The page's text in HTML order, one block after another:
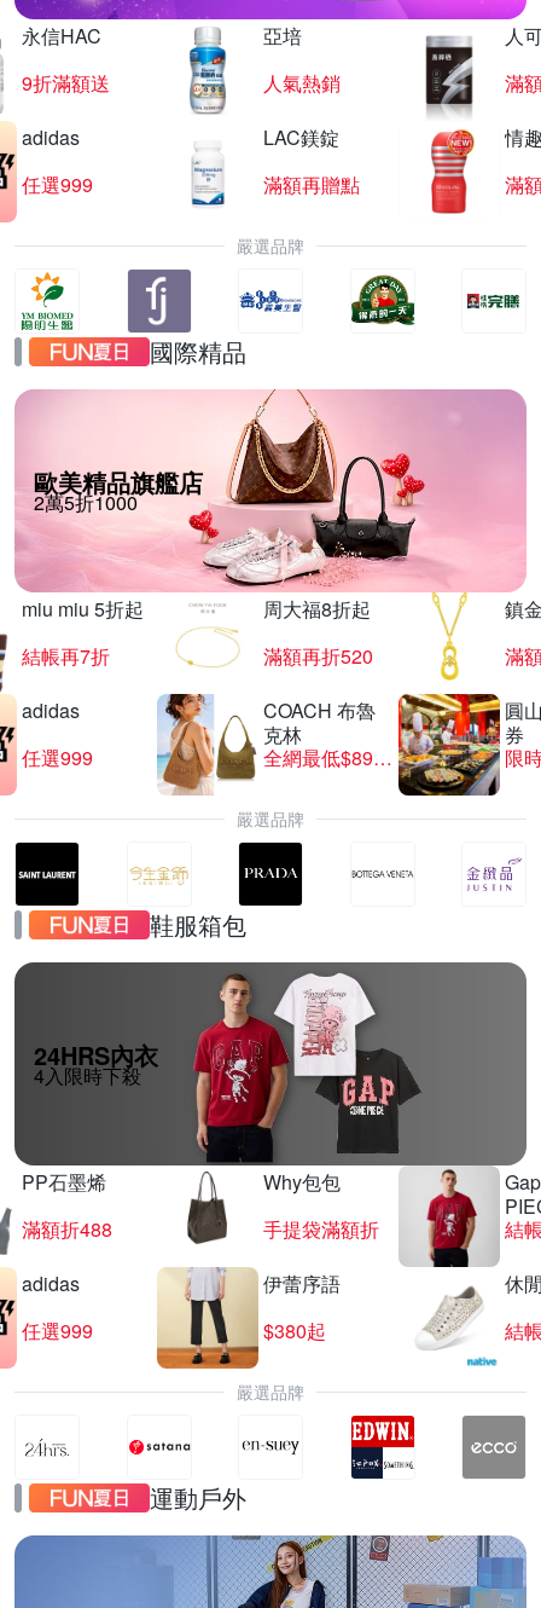
永信HAC
9折滿額送
亞培
人氣熱銷
人
滿
adidas
任選999
LAC鎂錠
滿額再贈點
情
滿
嚴選品牌
國際精品
歐美精品旗艦店
2萬5折1000
miu miu 5折起
結帳再7折
周大福8折起
滿額再折520
鎮
滿
adidas
任選999
COACH 布魯
克林
全網最低$8999
圓
券
限
嚴選品牌
鞋服箱包
24HRS內衣
4入限時下殺
PP石墨烯
滿額折488
Why包包
手提袋滿額折
結
adidas
任選999
伊蕾序語
$380起
休
結
嚴選品牌
運動戶外